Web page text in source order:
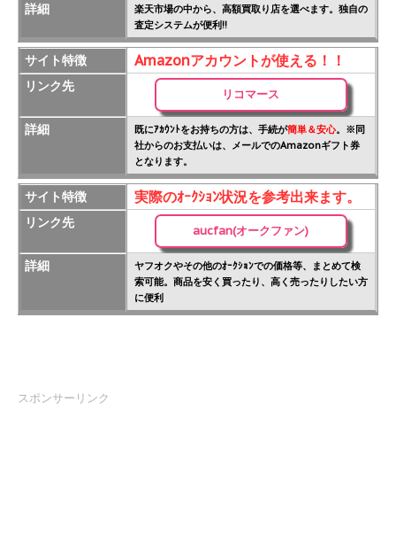
詳細
楽天市場の中から、高額買取り店を選べます。独自の
査定システムが便利!!
サイト特徴 Amazonアカウントが使える！！
リンク先
リコマース
詳細 既にｱｶｳﾝﾄをお持ちの方は、手続が簡単＆安心。※同
社からのお支払いは、メールでのAmazonギフト券
となります。
サイト特徴 実際のｵｰｸｼｮﾝ状況を参考出来ます。
リンク先
aucfan(オークファン)
詳細
ヤフオクやその他のｵｰｸｼｮﾝでの価格等、まとめて検
索可能。商品を安く買ったり、高く売ったりしたい方
に便利
スポンサーリンク